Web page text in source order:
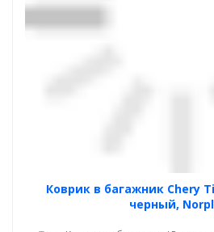
Коврик в багажник Chery
черный,